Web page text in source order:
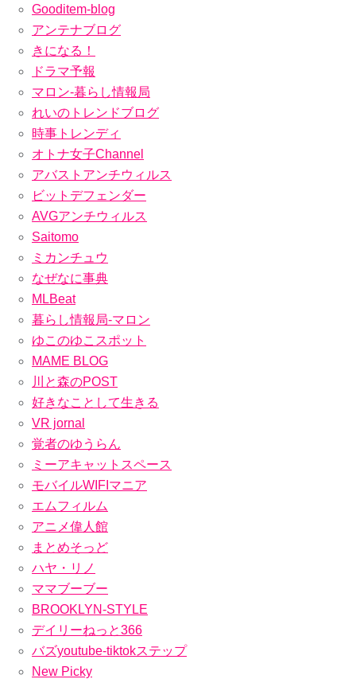
Gooditem-blog
アンテナブログ
きになる！
ドラマ予報
マロン-暮らし情報局
れいのトレンドブログ
時事トレンディ
オトナ女子Channel
アバストアンチウィルス
ビットデフェンダー
AVGアンチウィルス
Saitomo
ミカンチュウ
なぜなに事典
MLBeat
暮らし情報局-マロン
ゆこのゆこスポット
MAME BLOG
川と森のPOST
好きなことして生きる
VR jornal
覚者のゆうらん
ミーアキャットスペース
モバイルWIFIマニア
エムフィルム
アニメ偉人館
まとめそっど
ハヤ・リノ
ママブーブー
BROOKLYN-STYLE
デイリーねっと366
バズyoutube-tiktokステップ
New Picky